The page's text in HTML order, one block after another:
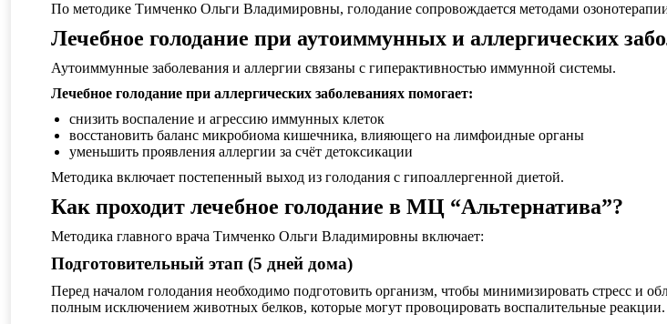
По методике Тимченко Ольги Владимировны, голодание сопровождается методами
Лечебное голодание при аутоиммунных и аллергических
Аутоиммунные заболевания и аллергии связаны с гиперактивностью иммунной системы.
Лечебное голодание при аллергических заболеваниях помогает:
снизить воспаление и агрессию иммунных клеток
восстановить баланс микробиома кишечника, влияющего на лимфоидные органы
уменьшить проявления аллергии за счёт детоксикации
Методика включает постепенный выход из голодания с гипоаллергенной диетой.
Как проходит лечебное голодание в МЦ “Альтернатива”?
Методика главного врача Тимченко Ольги Владимировны включает:
Подготовительный этап (5 дней дома)
Перед началом голодания необходимо подготовить организм, чтобы минимизировать стресс и
полным исключением животных белков, которые могут провоцировать воспалительные реакции.